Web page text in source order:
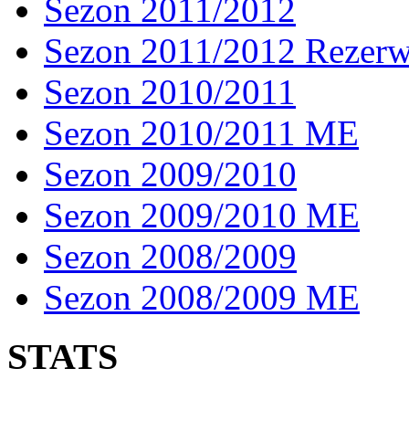
Sezon 2011/2012
Sezon 2011/2012
Sezon 2010/2011
Sezon 2010/2011 ME
Sezon 2009/2010
Sezon 2009/2010 ME
Sezon 2008/2009
Sezon 2008/2009 ME
STATS